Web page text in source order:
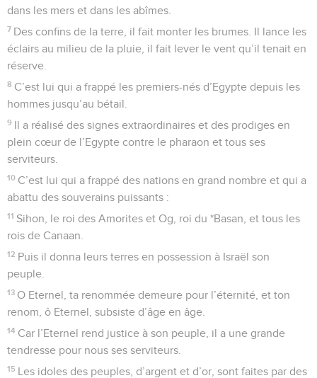
dans les mers et dans les abîmes.
7 Des confins de la terre, il fait monter les brumes. Il lance les
éclairs au milieu de la pluie, il fait lever le vent qu’il tenait en
réserve.
8 C’est lui qui a frappé les premiers-nés d’Egypte depuis les
hommes jusqu’au bétail.
9 Il a réalisé des signes extraordinaires et des prodiges en
plein cœur de l’Egypte contre le pharaon et tous ses
serviteurs.
10 C’est lui qui a frappé des nations en grand nombre et qui a
abattu des souverains puissants :
11 Sihon, le roi des Amorites et Og, roi du *Basan, et tous les
rois de Canaan.
12 Puis il donna leurs terres en possession à Israël son
peuple.
13 O Eternel, ta renommée demeure pour l’éternité, et ton
renom, ô Eternel, subsiste d’âge en âge.
14 Car l’Eternel rend justice à son peuple, il a une grande
tendresse pour nous ses serviteurs.
15 Les idoles des peuples, d’argent et d’or, sont faites par des